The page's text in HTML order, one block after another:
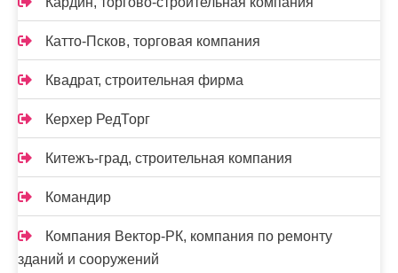
Катто-Псков, торговая компания
Квадрат, строительная фирма
Керхер РедТорг
Китежъ-град, строительная компания
Командир
Компания Вектор-РК, компания по ремонту
зданий и сооружений